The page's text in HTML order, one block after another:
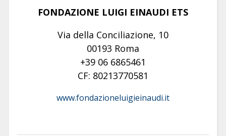
FONDAZIONE LUIGI EINAUDI ETS
Via della Conciliazione, 10
00193 Roma
+39 06 6865461
CF: 80213770581
www.fondazioneluigieinaudi.it